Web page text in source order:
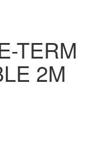
TERM
2M